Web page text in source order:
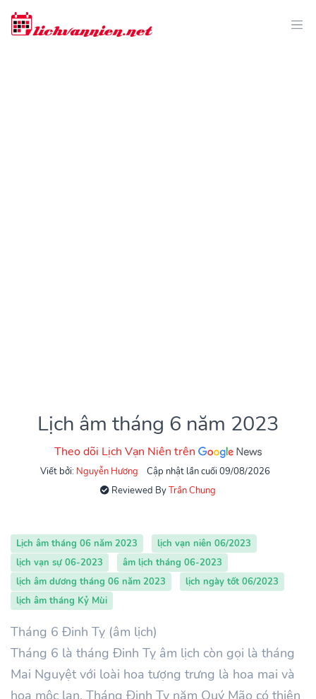
Lịch âm tháng 6 năm 2023
Theo dõi Lịch Vạn Niên trên
Viết bởi: Nguyễn Hương
Cập nhật lần cuối 09/08/2026
Reviewed ByTrần Chung
Lịch âm tháng 06 năm 2023
lịch vạn niên 06/2023
lịch vạn sự 06-2023
âm lịch tháng 06-2023
lịch âm dương tháng 06 năm 2023
lịch ngày tốt 06/2023
lịch âm tháng Kỷ Mùi
Tháng 6 Đinh Tỵ (âm lịch)
Tháng 6 là tháng Đinh Tỵ âm lịch còn gọi là tháng
Mai Nguyệt với loài hoa tượng trưng là hoa mai và
hoa mộc lan. Tháng Đinh Tỵ năm Quý Mão có thiên